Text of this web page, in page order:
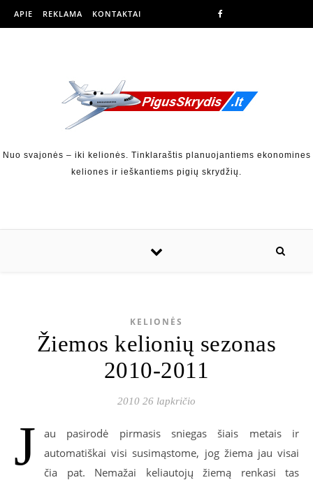
APIE REKLAMA KONTAKTAI
Nuo svajonės – iki kelionės. Tinklaraštis planuojantiems ekonomines
keliones ir ieškantiems pigių skrydžių.
KELIONĖS
Žiemos kelionių sezonas
2010-2011
2010 26 lapkričio
J
au pasirodė pirmasis sniegas šiais metais ir
automatiškai visi susimąstome, jog žiema jau visai
čia pat. Nemažai keliautojų žiemą renkasi tas